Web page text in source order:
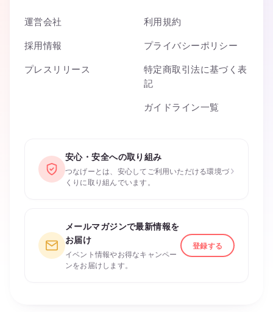
運営会社
採用情報
プレスリリース
利用規約
プライバシーポリシー
特定商取引法に基づく表
記
ガイドライン一覧
安心・安全への取り組み
つなげーとは、安心してご利用いただける環境づ
くりに取り組んでいます。
›
メールマガジンで最新情報を
お届け
イベント情報やお得なキャンペー
ンをお届けします。
登録する